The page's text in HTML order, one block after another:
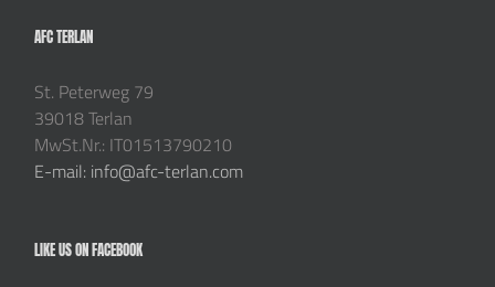
AFC TERLAN
St. Peterweg 79
39018 Terlan
MwSt.Nr.: IT01513790210
E-mail: info@afc-terlan.com
LIKE US ON FACEBOOK